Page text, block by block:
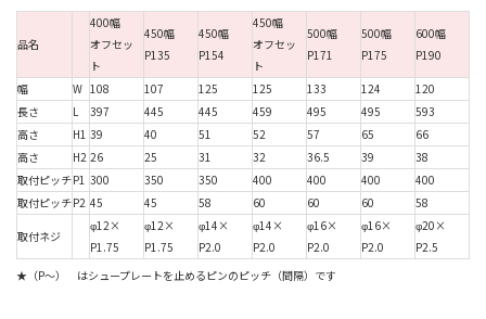
品名
400幅
オフセッ
ト
450幅
P135
450幅
P154
450幅
オフセッ
ト
500幅
P171
500幅
P175
600幅
P190
幅 W 108 107 125 125 133 124
120
長さ
L 397 445 445 459 495 495
593
高さ
H1 39 40 51 52 57 65
66
高さ
H2 26 25 31 32 36.5 39
38
取付ピッチP1 300 350 350 400 400 400
400
取付ピッチP2 45 45 58 60 60 60 58
取付ネジ
φ12×
P1.75
φ12×
P1.75
φ14×
P2.0
φ14×
P2.0
φ16×
P2.0
φ16×
P2.0
φ20×
P2.5
★（P～） はシュープレートを止めるピンのピッチ（間隔）です